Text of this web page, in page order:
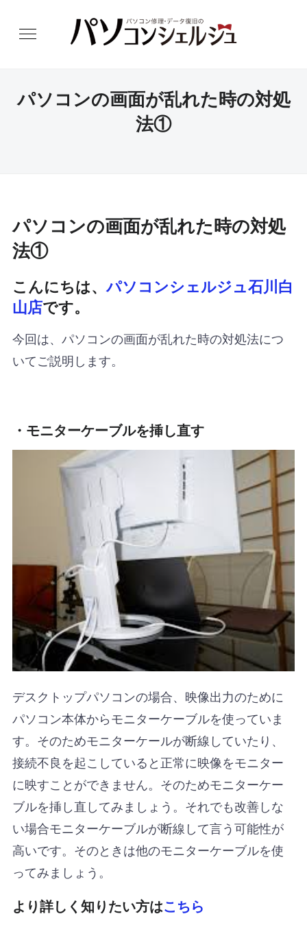
パソコンの画面が乱れた時の対処
法①
パソコンの画面が乱れた時の対処
法①
こんにちは、パソコンシェルジュ石川白
山店です。
今回は、パソコンの画面が乱れた時の対処法につ
いてご説明します。
・モニターケーブルを挿し直す
デスクトップパソコンの場合、映像出力のために
パソコン本体からモニターケーブルを使っていま
す。そのためモニターケールが断線していたり、
接続不良を起こしていると正常に映像をモニター
に映すことができません。そのためモニターケー
ブルを挿し直してみましょう。それでも改善しな
い場合モニターケーブルが断線して言う可能性が
高いです。そのときは他のモニターケーブルを使
ってみましょう。
より詳しく知りたい方はこちら